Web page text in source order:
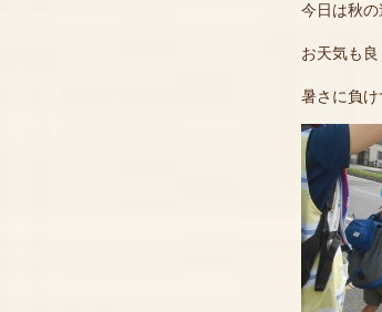
今日は秋の
お天気も
暑さに負